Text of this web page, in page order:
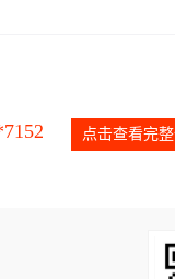
点击查看完